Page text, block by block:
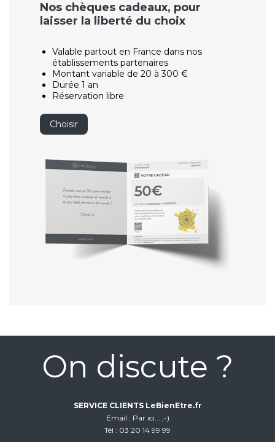
Nos chèques cadeaux, pour
laisser la liberté du choix
Valable partout en France dans nos
établissements partenaires
Montant variable de 20 à 300 €
Durée 1 an
Réservation libre
Choisir
On discute ?
SERVICE CLIENTS LeBienEtre.fr
Email
Par ici... ;-)
Tél
03 20 14 99 99